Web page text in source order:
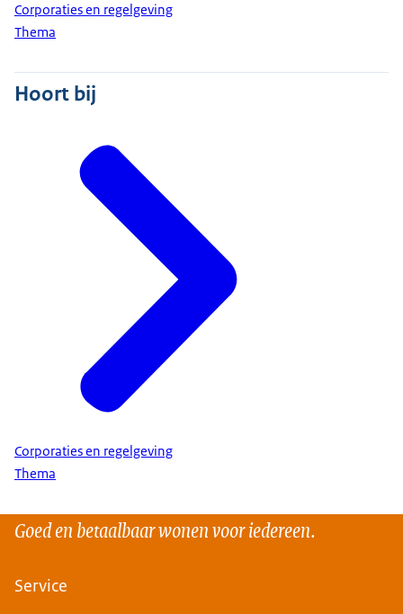
Corporaties en regelgeving
Thema
Hoort bij
Corporaties en regelgeving
Thema
Goed en betaalbaar wonen voor iedereen.
Service